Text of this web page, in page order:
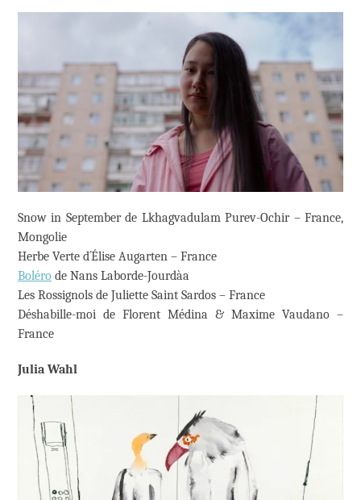
Snow in September de Lkhagvadulam Purev-Ochir – France,
Mongolie
Herbe Verte d´Élise Augarten – France
Boléro de Nans Laborde-Jourdàa
Les Rossignols de Juliette Saint Sardos – France
Déshabille-moi de Florent Médina & Maxime Vaudano –
France
Julia Wahl